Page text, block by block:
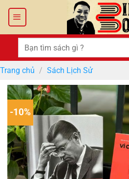
Tìm
kiếm:
Trang chủ / Sách Lịch Sử
-10%